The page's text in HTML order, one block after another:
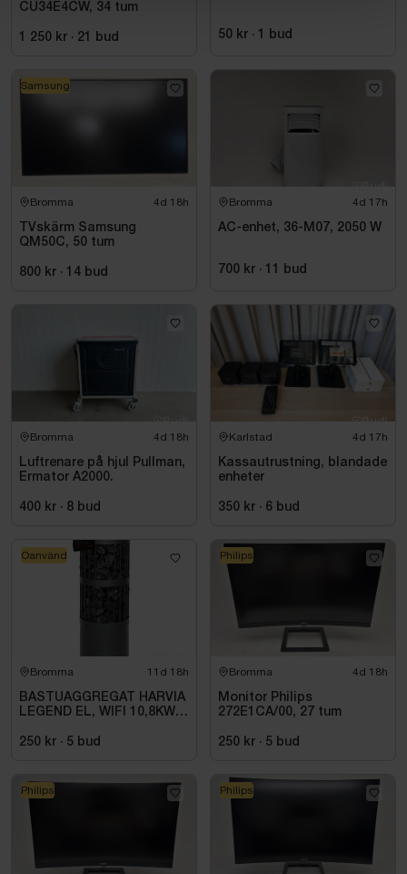
CU34E4CW, 34 tum
1 250 kr · 21 bud 50 kr · 1 bud
Bromma 4d 18h
TVskärm Samsung
QM50C, 50 tum
800 kr · 14 bud
Samsung
Bromma 4d 17h
AC-enhet, 36-M07, 2050 W
700 kr · 11 bud
Bromma 4d 18h
Luftrenare på hjul Pullman,
Ermator A2000.
400 kr · 8 bud
Karlstad 4d 17h
Kassautrustning, blandade
enheter
350 kr · 6 bud
Bromma 11d 18h
BASTUAGGREGAT HARVIA
LEGEND EL, WIFI 10,8KW
250 kr · 5 bud
Oanvänd
Bromma 4d 18h
Monitor Philips
272E1CA/00, 27 tum
250 kr · 5 bud
Philips
Philips Philips